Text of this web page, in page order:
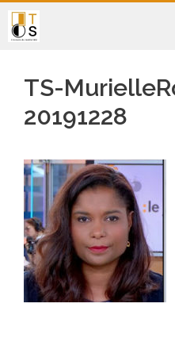
Aller
au
TS-
20191228